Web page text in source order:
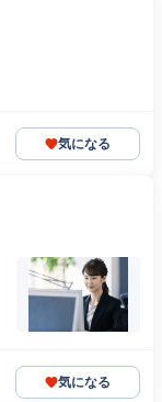
気になる
気になる